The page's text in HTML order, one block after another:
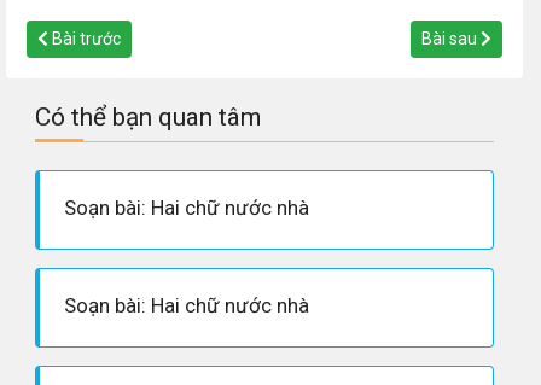
Bài trước Bài sau
Có thể bạn quan tâm
Soạn bài: Hai chữ nước nhà
Soạn bài: Hai chữ nước nhà